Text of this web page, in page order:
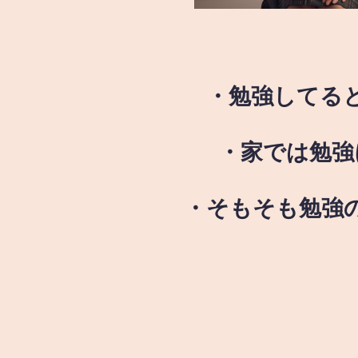
・勉強して
・家では勉
・そもそも勉